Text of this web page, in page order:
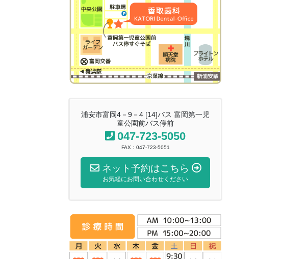
浦安市富岡4－9－4 [14]バス 富岡第一児
童公園前バス停前
047-723-5050
FAX：047-723-5051
ネット予約はこちら
お気軽にお問い合わせください